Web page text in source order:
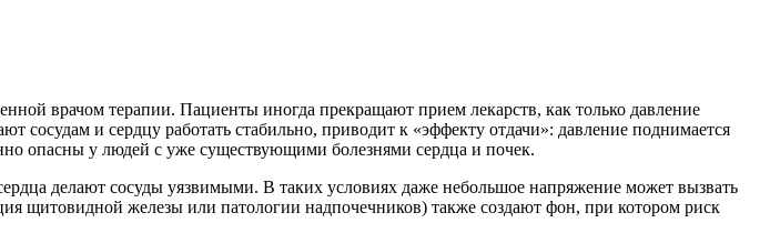
врачом терапии. Пациенты иногда прекращают прием лекарств, как только давление
сосудам и сердцу работать стабильно, приводит к «эффекту отдачи»: давление поднимается
опасны у людей с уже существующими болезнями сердца и почек.
делают сосуды уязвимыми. В таких условиях даже небольшое напряжение может вызвать
щитовидной железы или патологии надпочечников) также создают фон, при котором риск